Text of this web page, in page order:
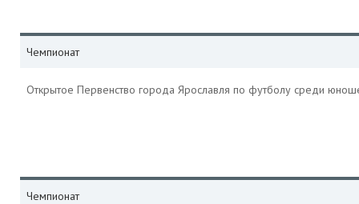
Чемпионат
Открытое Первенство города Ярославля по футболу среди
Чемпионат